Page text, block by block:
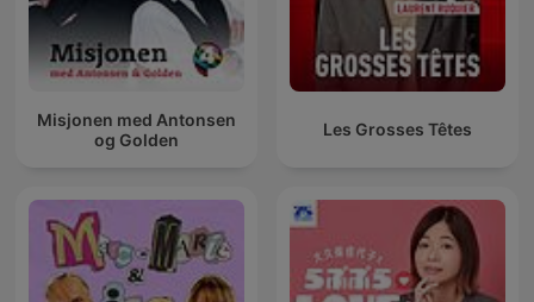
Misjonen med Antonsen
og Golden
Les Grosses Têtes